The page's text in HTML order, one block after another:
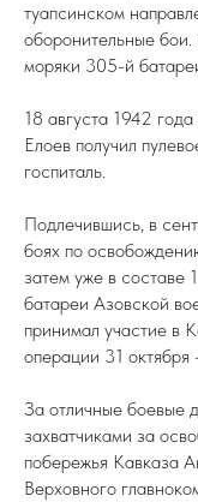
туапсинском
оборонительные бои.
моряки 305-й
18 августа 1942
Елоев получил
госпиталь.
Подлечившись, в
боях по
затем уже в составе
батареи Азовской
принимал участие в
операции 31 октября
За отличные боевые
захватчиками за
побережья Кавказа
Верховного